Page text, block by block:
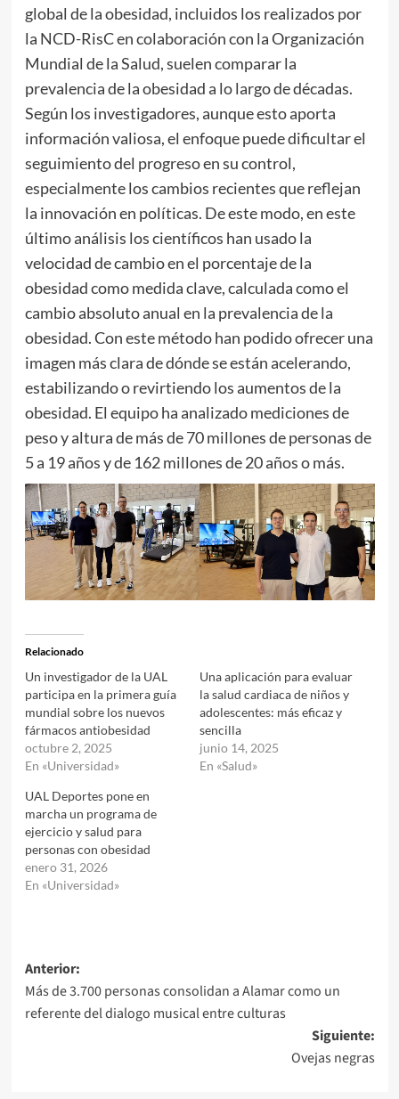
global de la obesidad, incluidos los realizados por
la NCD-RisC en colaboración con la Organización
Mundial de la Salud, suelen comparar la
prevalencia de la obesidad a lo largo de décadas.
Según los investigadores, aunque esto aporta
información valiosa, el enfoque puede dificultar el
seguimiento del progreso en su control,
especialmente los cambios recientes que reflejan
la innovación en políticas. De este modo, en este
último análisis los científicos han usado la
velocidad de cambio en el porcentaje de la
obesidad como medida clave, calculada como el
cambio absoluto anual en la prevalencia de la
obesidad. Con este método han podido ofrecer una
imagen más clara de dónde se están acelerando,
estabilizando o revirtiendo los aumentos de la
obesidad. El equipo ha analizado mediciones de
peso y altura de más de 70 millones de personas de
5 a 19 años y de 162 millones de 20 años o más.
Relacionado
Un investigador de la UAL
participa en la primera guía
mundial sobre los nuevos
fármacos antiobesidad
octubre 2, 2025
En «Universidad»
Una aplicación para evaluar
la salud cardiaca de niños y
adolescentes: más eficaz y
sencilla
junio 14, 2025
En «Salud»
UAL Deportes pone en
marcha un programa de
ejercicio y salud para
personas con obesidad
enero 31, 2026
En «Universidad»
Navegación
de
entradas
Anterior:
Más de 3.700 personas consolidan a Alamar como un
referente del dialogo musical entre culturas
Siguiente:
Ovejas negras